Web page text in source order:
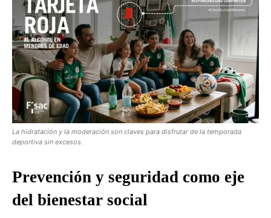
La hidratación y la moderación son claves para disfrutar de la temporada
deportiva sin excesos.
Prevención y seguridad como eje
del bienestar social